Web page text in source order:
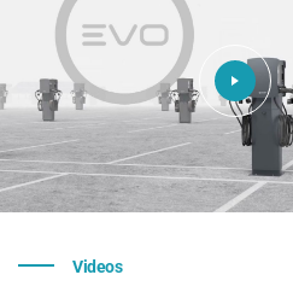
Videos